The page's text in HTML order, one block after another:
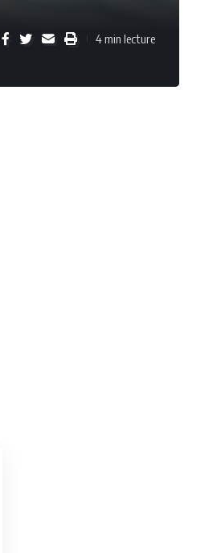
4 min lecture